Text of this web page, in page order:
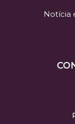
Notícia